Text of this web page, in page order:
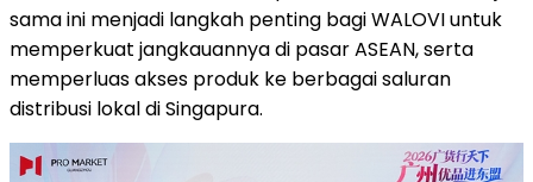
sama ini menjadi langkah penting bagi WALOVI untuk
memperkuat jangkauannya di pasar ASEAN, serta
memperluas akses produk ke berbagai saluran
distribusi lokal di Singapura.